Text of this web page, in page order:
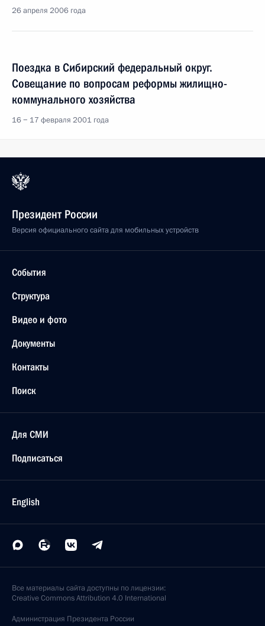
26 апреля 2006 года
Поездка в Сибирский федеральный округ.
Совещание по вопросам реформы жилищно-
коммунального хозяйства
16 − 17 февраля 2001 года
Президент России
Версия официального сайта для мобильных устройств
События
Структура
Видео и фото
Документы
Контакты
Поиск
Для СМИ
Подписаться
English
Все материалы сайта доступны по лицензии:
Creative Commons Attribution 4.0 International
Администрация Президента России